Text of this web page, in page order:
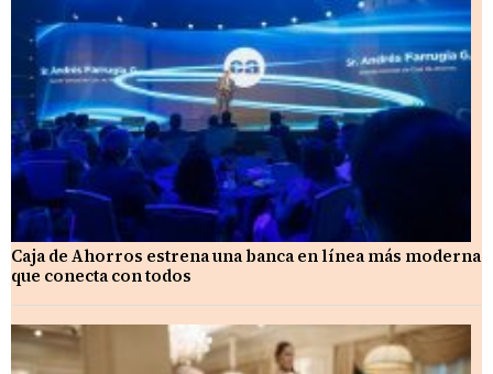
Caja de Ahorros estrena una banca en línea más moderna
que conecta con todos